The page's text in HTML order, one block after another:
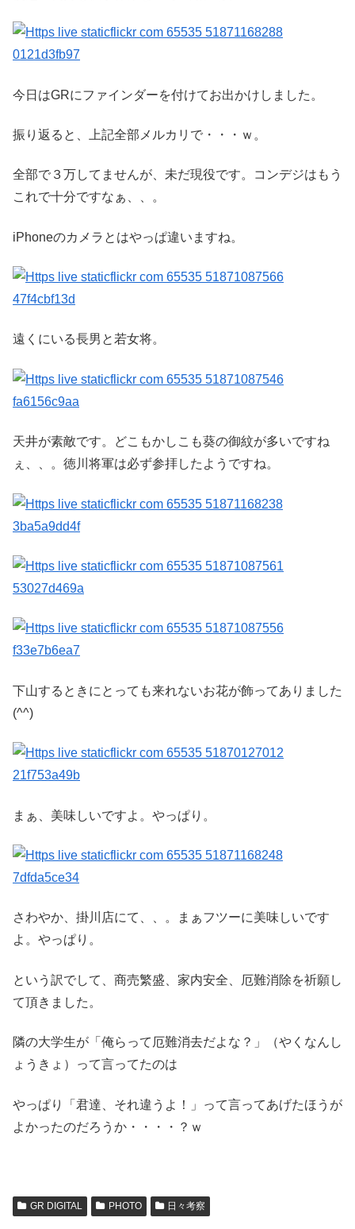
今日はGRにファインダーを付けてお出かけしました。
振り返ると、上記全部メルカリで・・・ｗ。
全部で３万してませんが、未だ現役です。コンデジはもう
これで十分ですなぁ、、。
iPhoneのカメラとはやっぱ違いますね。
遠くにいる長男と若女将。
天井が素敵です。どこもかしこも葵の御紋が多いですね
ぇ、、。徳川将軍は必ず参拝したようですね。
下山するときにとっても来れないお花が飾ってありました
(^^)
まぁ、美味しいですよ。やっぱり。
さわやか、掛川店にて、、。まぁフツーに美味しいです
よ。やっぱり。
という訳でして、商売繁盛、家内安全、厄難消除を祈願し
て頂きました。
隣の大学生が「俺らって厄難消去だよな？」（やくなんし
ょうきょ）って言ってたのは
やっぱり「君達、それ違うよ！」って言ってあげたほうが
よかったのだろうか・・・・？ｗ
GR DIGITAL PHOTO 日々考察